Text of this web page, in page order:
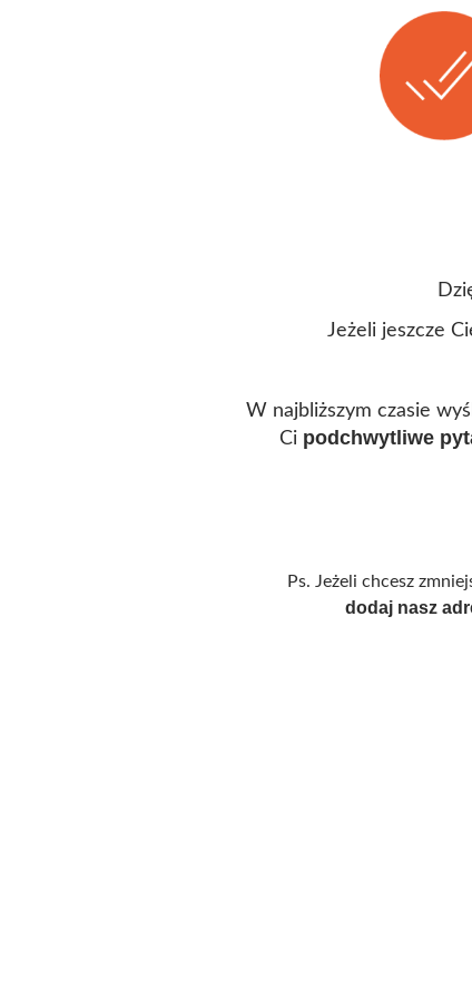
Jeżeli jeszcze
W najbliższym czasie
Ci podchwytliwe
Ps. Jeżeli chcesz
dodaj nasz